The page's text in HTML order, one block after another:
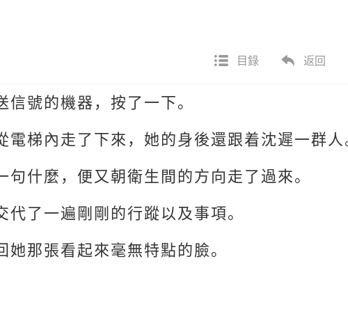
目錄 返回
號的機器，按了一下。
梯內走了下來，她的身後還跟着沈遲一群人
什麼，便又朝衛生間的方向走了過來。
了一遍剛剛的行蹤以及事項。
那張看起來毫無特點的臉。